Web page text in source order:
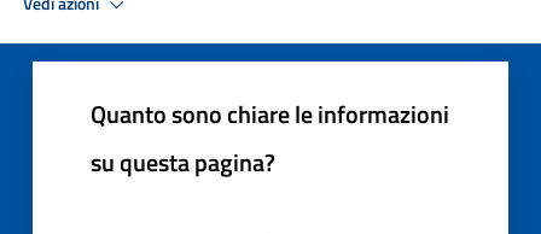
Quanto sono chiare le informazioni
su questa pagina?